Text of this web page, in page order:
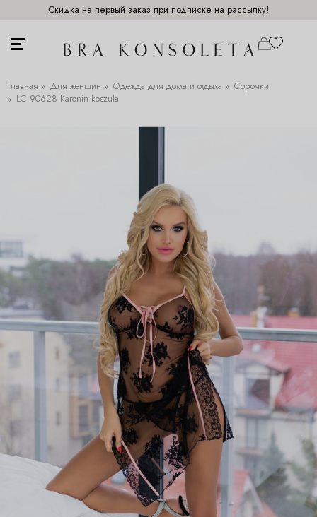
Скидка на первый заказ при подписке на рассылку!
Главная Для женщин Одежда для дома и отдыха
Сорочки
LC 90628 Karonin koszula